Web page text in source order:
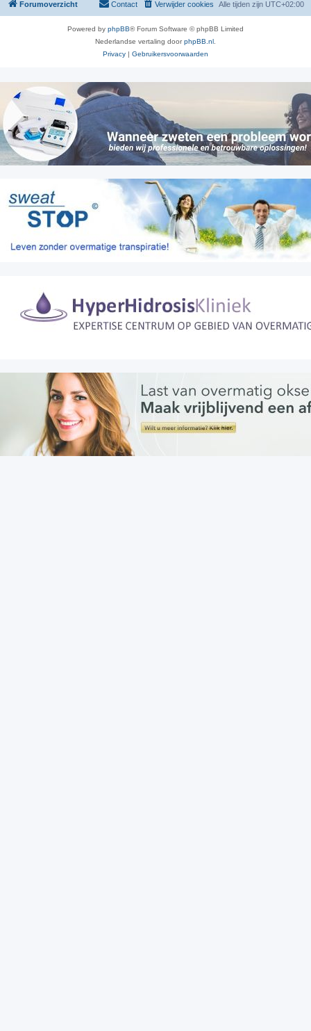
Forumoverzicht Alle tijden zijn UTC+02:00
Verwijder cookies
Contact
Powered by phpBB® Forum Software © phpBB Limited
Nederlandse vertaling doorphpBB.nl
Privacy | Gebruikersvoorwaarden